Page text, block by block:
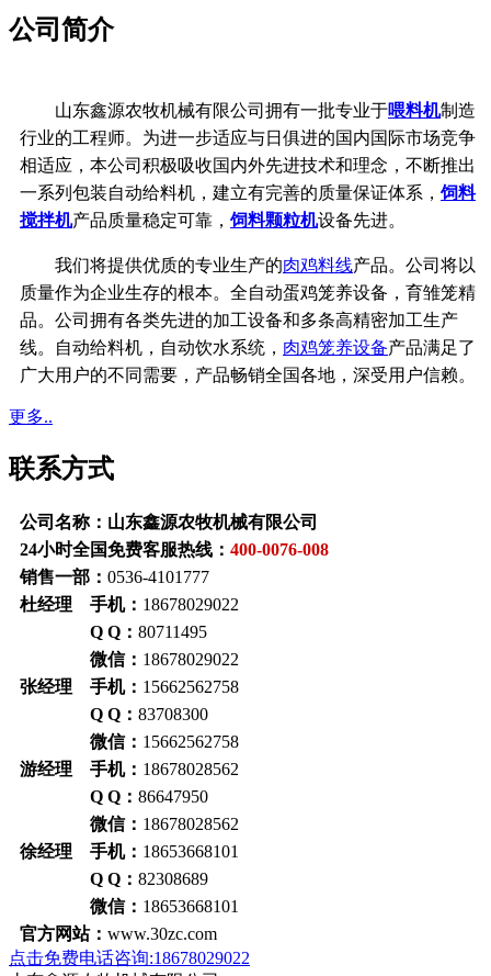
公司简介
山东鑫源农牧机械有限公司拥有一批专业于喂料机制造
行业的工程师。为进一步适应与日俱进的国内国际市场竞争
相适应，本公司积极吸收国内外先进技术和理念，不断推出
一系列包装自动给料机，建立有完善的质量保证体系，饲料
搅拌机产品质量稳定可靠，饲料颗粒机设备先进。
我们将提供优质的专业生产的肉鸡料线产品。公司将以
质量作为企业生存的根本。全自动蛋鸡笼养设备，育雏笼精
品。公司拥有各类先进的加工设备和多条高精密加工生产
线。
自动给料机，自动饮水系统， 肉鸡笼养设备产品满足了
广大用户的不同需要，产品畅销全国各地，深受用户信赖。
更多..
联系方式
公司名称：山东鑫源农牧机械有限公司
24小时全国免费客服热线： 400-0076-008
销售一部： 0536-4101777
杜经理 手机： 18678029022
Q Q： 80711495
微信： 18678029022
张经理 手机： 15662562758
Q Q： 83708300
微信： 15662562758
游经理 手机： 18678028562
Q Q： 86647950
微信： 18678028562
徐经理 手机： 18653668101
Q Q： 82308689
微信： 18653668101
官方网站： www.30zc.com
点击免费电话咨询:18678029022